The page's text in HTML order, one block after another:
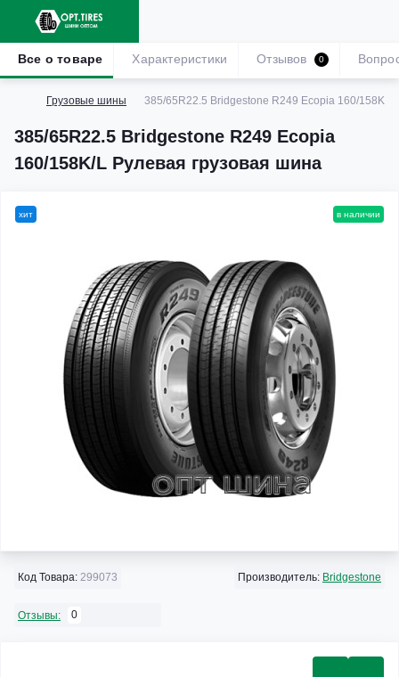
Грузовые шины 385/65R22.5 Bridgestone R249 Ecopia 160/158K/L
385/65R22.5 Bridgestone R249 Ecopia
160/158K/L Рулевая грузовая шина
Все о товаре Характеристики Отзывов 0
хит в наличии
Код Товара: 299073 Производитель: Bridgestone
Отзывы: 0